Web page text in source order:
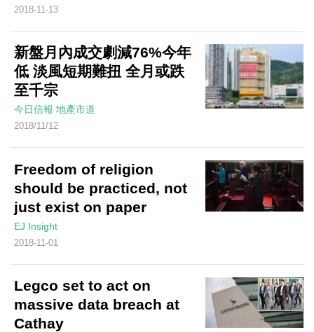
2018-11-13
新盤月內成交劇減76%今年
低 淡風短期難扭 全月或跌
至千宗
今日信報 地產市道
2018/11/12
Freedom of religion
should be practiced, not
just exist on paper
EJ Insight
2018-11-01
Legco set to act on
massive data breach at
Cathay